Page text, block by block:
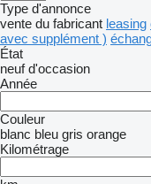
Type d'annonce
vente du fabricant leasing
avec supplément )
État
neuf d'occasion
Année
Couleur
blanc bleu gris orange
Kilométrage